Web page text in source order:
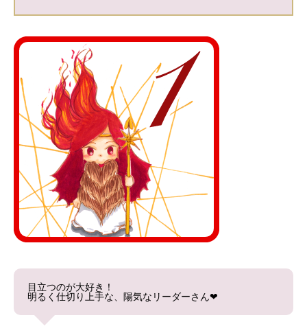
目立つのが大好き！
明るく仕切り上手な、陽気なリーダーさん❤